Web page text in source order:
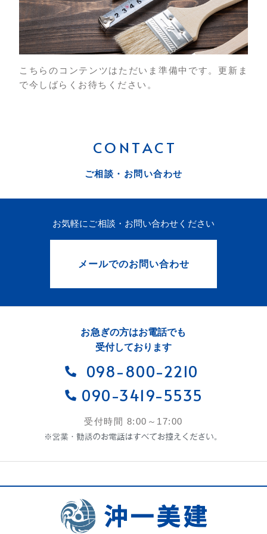
こちらのコンテンツはただいま準備中です。更新ま
で今しばらくお待ちください。
CONTACT
ご相談・お問い合わせ
お気軽にご相談・お問い合わせください
メールでのお問い合わせ
お急ぎの方はお電話でも
受付しております
098-800-2210
090-3419-5535
受付時間 8:00～17:00